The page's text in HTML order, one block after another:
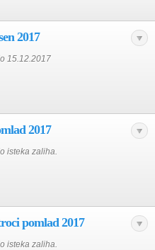
2017
15.12.2017
2017
isteka zaliha.
pomlad 2017
isteka zaliha.